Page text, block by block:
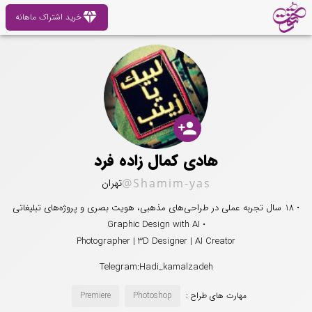
diamondخرید اشتراک ماهانه
person_add
هادی کمال زاده فرد
@Shamim-yasتهران
• 18 سال تجربه عملی در طراحی‌های مذهبی، هویت بصری و پروژه‌های تبلیغاتی
• Graphic Design with AI
Photographer | 3D Designer | AI Creator
Telegram:Hadi_kamalzadeh
مهارت های طراح : Photoshop
Premiere